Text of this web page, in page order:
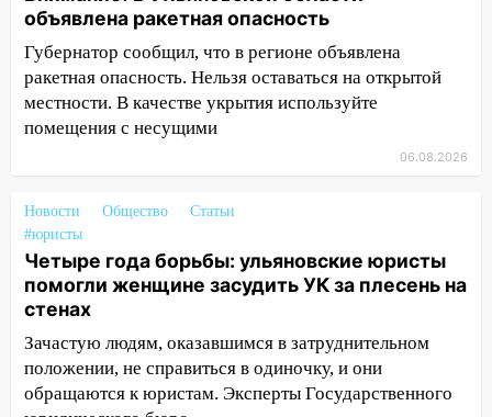
животными
12:28 Миллион на «льготниках»: в
Ульяновской области перевозчик
провернул хитрую схему с чужими
проездными
11:49
опасность» на территории Ульяновской
области
11:30
2027 года импорт, выпуск и обращение
бензина Евро 2, Евро 3, Евро 4
объявлена ракетная опасность
Губернатор сообщил, что в регионе объявлена
ракетная опасность. Нельзя оставаться на открытой
местности. В качестве укрытия используйте
помещения с несущими
06.08.2026
Новости Общество
Статьи
#юристы
Четыре года борьбы: ульяновские юристы
помогли женщине засудить УК за плесень на
стенах
Зачастую людям, оказавшимся в затруднительном
положении, не справиться в одиночку, и они
обращаются к юристам. Эксперты Государственного